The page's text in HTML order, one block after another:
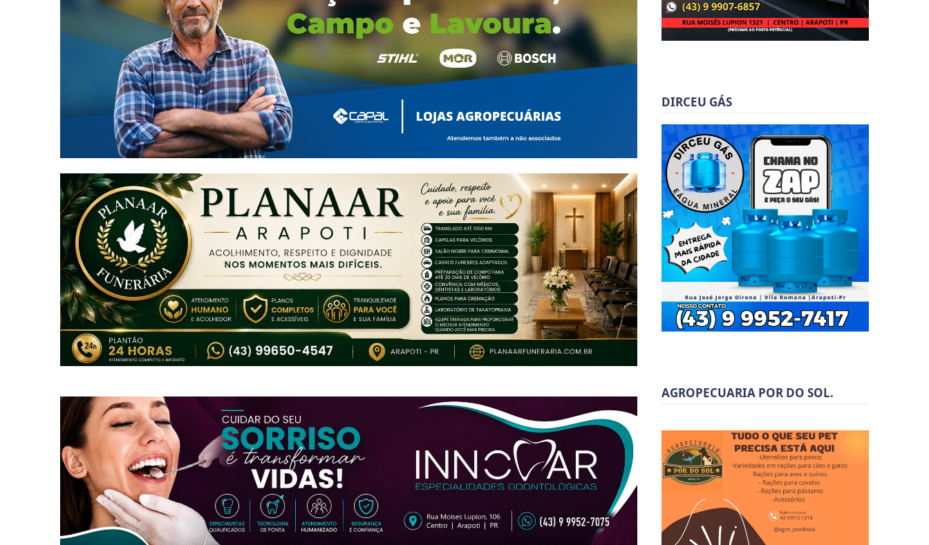
DIRCEU GÁS
AGROPECUARIA POR DO SOL.